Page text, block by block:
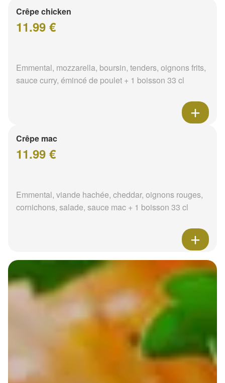
Crêpe chicken
11.99 €
Emmental, mozzarella, boursin, tenders, oignons frits,
sauce curry, émincé de poulet + 1 boisson 33 cl
Crêpe mac
11.99 €
Emmental, viande hachée, cheddar, oignons rouges,
cornichons, salade, sauce mac + 1 boisson 33 cl